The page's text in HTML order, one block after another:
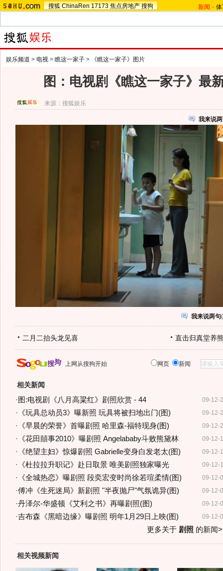
搜狐 ChinaRen 17173 焦点房地产 搜狗 新闻 -
娱乐频道 > 电视 > 瞧这一家子 > 《瞧这一家子》图片
图：电视剧《瞧这一家子》
来源：搜狐娱乐
我来说
我来说两句(
二月二抬头龙见喜 直击归真堂养
上网从搜狗开始 网页 新闻
相关新闻
09-12-
· 图:电视剧《八月高粱红》剧照欣赏 - 44
09-12-
· 《玩具总动员3》曝新照 玩具将被扫地出门(图)
09-12-
· 《早晨的荣誉》首曝剧照 哈里森-福特现身(图)
09-12-
· 《花田囍事2010》曝剧照 Angelababy斗败熊黛林
09-12-
· 《绝望主妇》惊爆剧照 Gabrielle变身白发老太(图)
09-12-
· 《杜拉拉升职记》赴日取景 唯美剧照独家曝光
09-12-
· 《全城热恋》曝剧照 段奕宏变时尚徐若瑄柔情(图)
09-12-
·傅冲《生死迷局》新剧照 "半夜抛尸"气氛诡异(图)
09-12-
·丹泽尔-华盛顿《艾利之书》再曝剧照(图)
09-12-
·吉布森《黑暗边缘》曝剧照 明年1月29日上映(图)
更多关于 剧照 的新闻
相关视频新闻